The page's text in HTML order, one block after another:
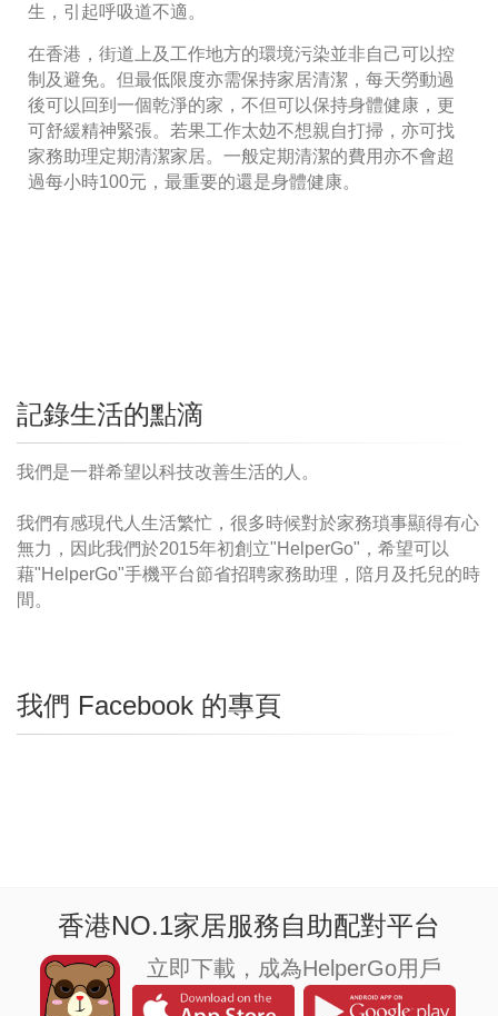
生，引起呼吸道不適。
在香港，街道上及工作地方的環境污染並非自己可以控
制及避免。但最低限度亦需保持家居清潔，每天勞動過
後可以回到一個乾淨的家，不但可以保持身體健康，更
可舒緩精神緊張。若果工作太攰不想親自打掃，亦可找
家務助理定期清潔家居。一般定期清潔的費用亦不會超
過每小時100元，最重要的還是身體健康。
記錄生活的點滴
我們是一群希望以科技改善生活的人。
我們有感現代人生活繁忙，很多時候對於家務瑣事顯得有心
無力，因此我們於2015年初創立"HelperGo"，希望可以
藉"HelperGo"手機平台節省招聘家務助理，陪月及托兒的時
間。
我們 Facebook 的專頁
香港NO.1家居服務自助配對平台
立即下載，成為HelperGo用戶